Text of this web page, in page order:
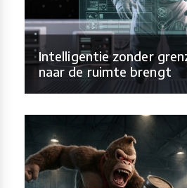
Intelligentie zonder
naar de ruimte brengt